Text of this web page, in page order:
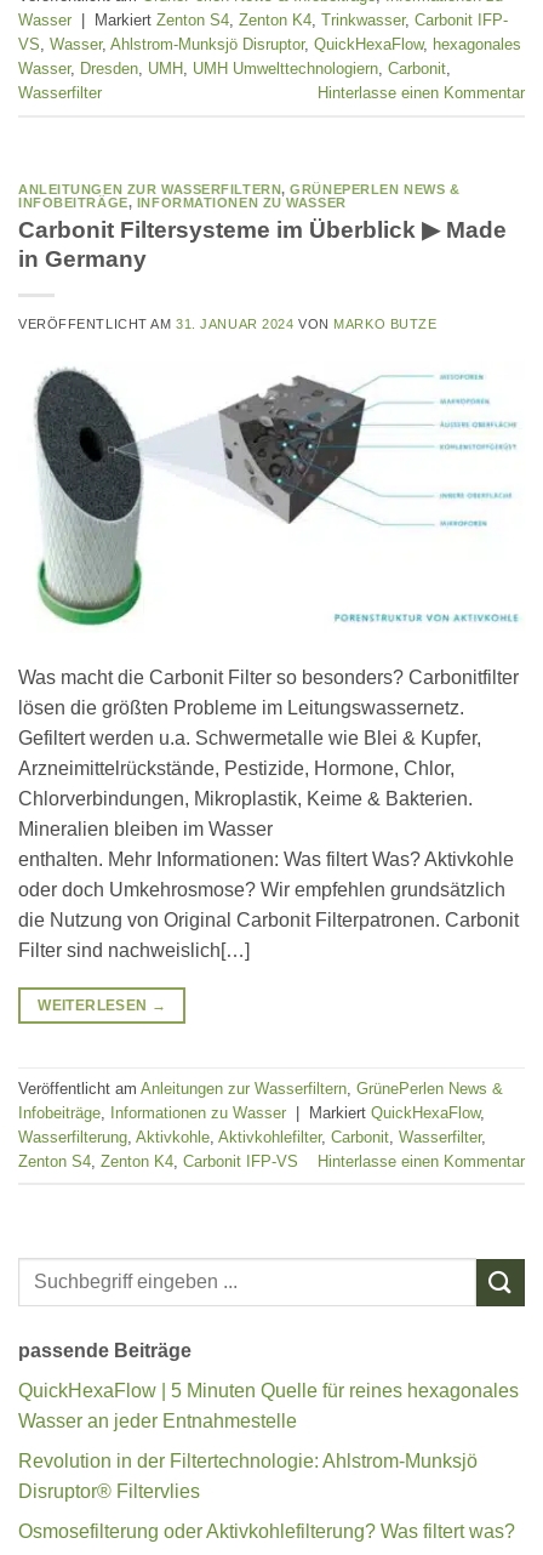
Wasser
Markiert Zenton S4, Zenton K4, Trinkwasser, Carbonit IFP-
VS, Wasser, Ahlstrom-Munksjö Disruptor, QuickHexaFlow, hexagonales
Wasser, Dresden, UMH , UMH Umwelttechnologiern, Carbonit,
Wasserfilter
Hinterlasse einen Kommentar
ANLEITUNGEN ZUR WASSERFILTERN,GRÜNEPERLEN NEWS &
INFOBEITRÄGE, INFORMATIONEN ZU WASSER
Carbonit Filtersysteme im Überblick ▶ Made
in Germany
VERÖFFENTLICHT AM31. JANUAR 2024 VON MARKO BUTZE
Was macht die Carbonit Filter so besonders? Carbonitfilter
lösen die größten Probleme im Leitungswassernetz.
Gefiltert werden u.a. Schwermetalle wie Blei & Kupfer,
Arzneimittelrückstände, Pestizide, Hormone, Chlor,
Chlorverbindungen, Mikroplastik, Keime & Bakterien.
Mineralien bleiben im Wasser
enthalten. Mehr Informationen: Was filtert Was? Aktivkohle
oder doch Umkehrosmose? Wir empfehlen grundsätzlich
die Nutzung von Original Carbonit Filterpatronen. Carbonit
Filter sind nachweislich[…]
WEITERLESEN →
Veröffentlicht am Anleitungen zur Wasserfiltern GrünePerlen News &
Infobeiträge Informationen zu Wasser | Markiert QuickHexaFlow,
Wasserfilterung Aktivkohle Aktivkohlefilter, Carbonit Wasserfilter,
Zenton S4 Zenton K4 Carbonit IFP-VS Hinterlasse einen Kommentar
passende Beiträge
QuickHexaFlow | 5 Minuten Quelle für reines hexagonales
Wasser an jeder Entnahmestelle
Revolution in der Filtertechnologie: Ahlstrom-Munksjö
Disruptor® Filtervlies
Osmosefilterung oder Aktivkohlefilterung? Was filtert was?